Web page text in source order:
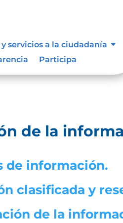
servicios a la ciudadanía
Participa
de la información.
de la
de información.
clasificada y
de la